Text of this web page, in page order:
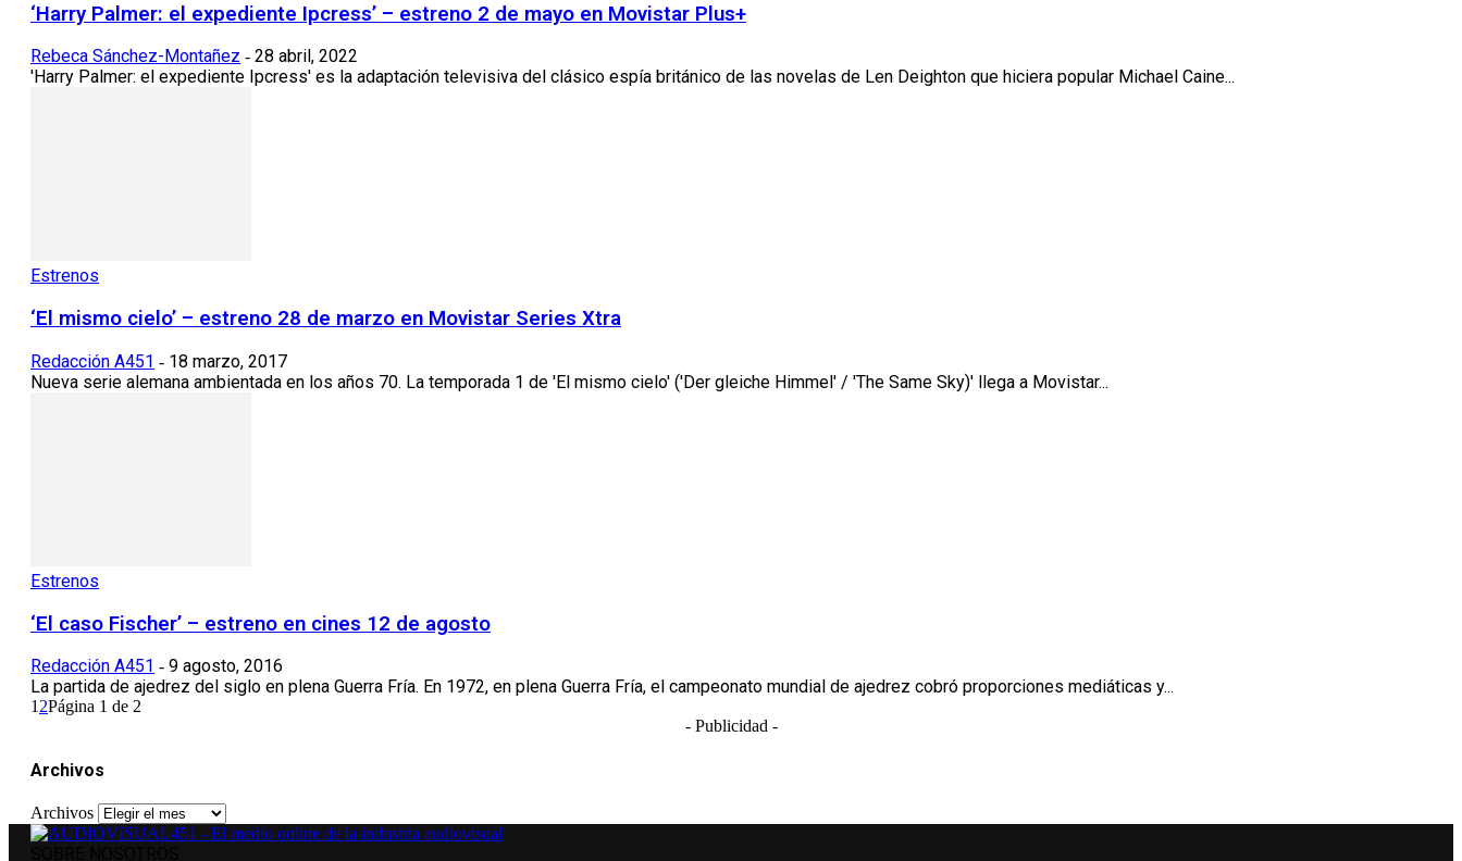
‘Harry Palmer: el expediente Ipcress’ – estreno 2 de mayo en Movistar Plus+
Rebeca Sánchez-Montañez - 28 abril, 2022
'Harry Palmer: el expediente Ipcress' es la adaptación televisiva del clásico espía británico de las novelas de Len Deighton que hiciera popular Michael Caine...
Estrenos
‘El mismo cielo’ – estreno 28 de marzo en Movistar Series Xtra
Redacción A451 - 18 marzo, 2017
Nueva serie alemana ambientada en los años 70. La temporada 1 de 'El mismo cielo' ('Der gleiche Himmel' / 'The Same Sky)' llega a Movistar...
Estrenos
‘El caso Fischer’ – estreno en cines 12 de agosto
Redacción A451 - 9 agosto, 2016
La partida de ajedrez del siglo en plena Guerra Fría. En 1972, en plena Guerra Fría, el campeonato mundial de ajedrez cobró proporciones mediáticas y...
1 2Página 1 de 2
- Publicidad -
Archivos
Archivos